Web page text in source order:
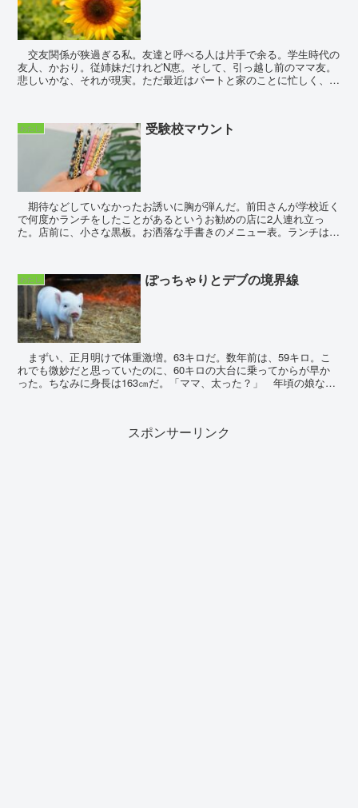
交友関係が狭過ぎる私。友達と呼べる人は片手で余る。学生時代の
友人、かおり。従姉妹だけれどN恵。そして、引っ越し前のママ友。
悲しいかな、それが現実。ただ最近はパートと家のことに忙しく、寂
わたし 受験校マウント
期待などしていなかったお誘いに胸が弾んだ。前田さんが学校近く
で何度かランチをしたことがあるというお勧めの店に2人連れ立っ
た。店前に、小さな黒板。お洒落な手書きのメニュー表。ランチはド
わたし ぽっちゃりとデブの境界線
まずい、正月明けで体重激増。63キロだ。数年前は、59キロ。こ
れでも微妙だと思っていたのに、60キロの大台に乗ってからが早か
った。ちなみに身長は163㎝だ。「ママ、太った？」 年頃の娘なの
スポンサーリンク